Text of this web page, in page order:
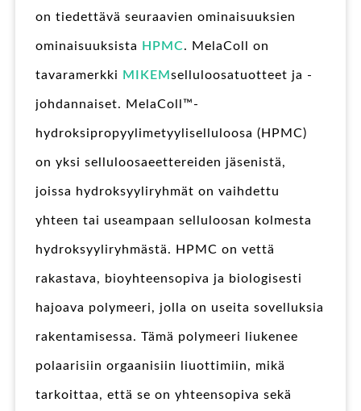
on tiedettävä seuraavien ominaisuuksien
ominaisuuksista HPMC. MelaColl on
tavaramerkki MIKEM selluloosatuotteet ja -
johdannaiset. MelaColl™-
hydroksipropyylimetyyliselluloosa (HPMC)
on yksi selluloosaeettereiden jäsenistä,
joissa hydroksyyliryhmät on vaihdettu
yhteen tai useampaan selluloosan kolmesta
hydroksyyliryhmästä. HPMC on vettä
rakastava, bioyhteensopiva ja biologisesti
hajoava polymeeri, jolla on useita sovelluksia
rakentamisessa. Tämä polymeeri liukenee
polaarisiin orgaanisiin liuottimiin, mikä
tarkoittaa, että se on yhteensopiva sekä